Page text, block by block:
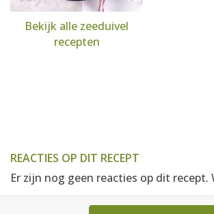
Bekijk alle zeeduivel
recepten
REACTIES OP DIT RECEPT
Er zijn nog geen reacties op dit recept.